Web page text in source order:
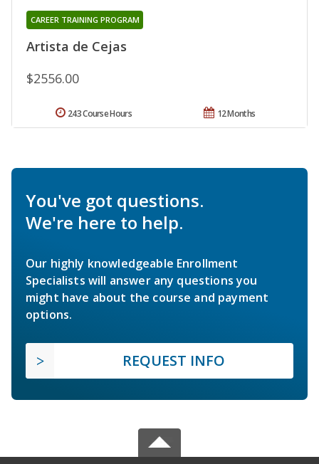
Artista de Cejas
CAREER TRAINING PROGRAM
$2556.00
12 Months
243 Course Hours
You've got questions.
We're here to help.
Our highly knowledgeable Enrollment
Specialists will answer any questions you
might have about the course and payment
options.
REQUEST INFO